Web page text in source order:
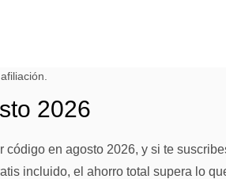
2026
en agosto 2026, y si te
incluido, el ahorro total supera lo